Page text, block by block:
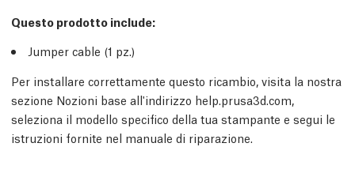
Questo prodotto include:
Jumper cable (1 pz.)
Per installare correttamente questo ricambio, visita la nostra
sezione Nozioni base all'indirizzo help.prusa3d.com,
seleziona il modello specifico della tua stampante e segui le
istruzioni fornite nel manuale di riparazione.